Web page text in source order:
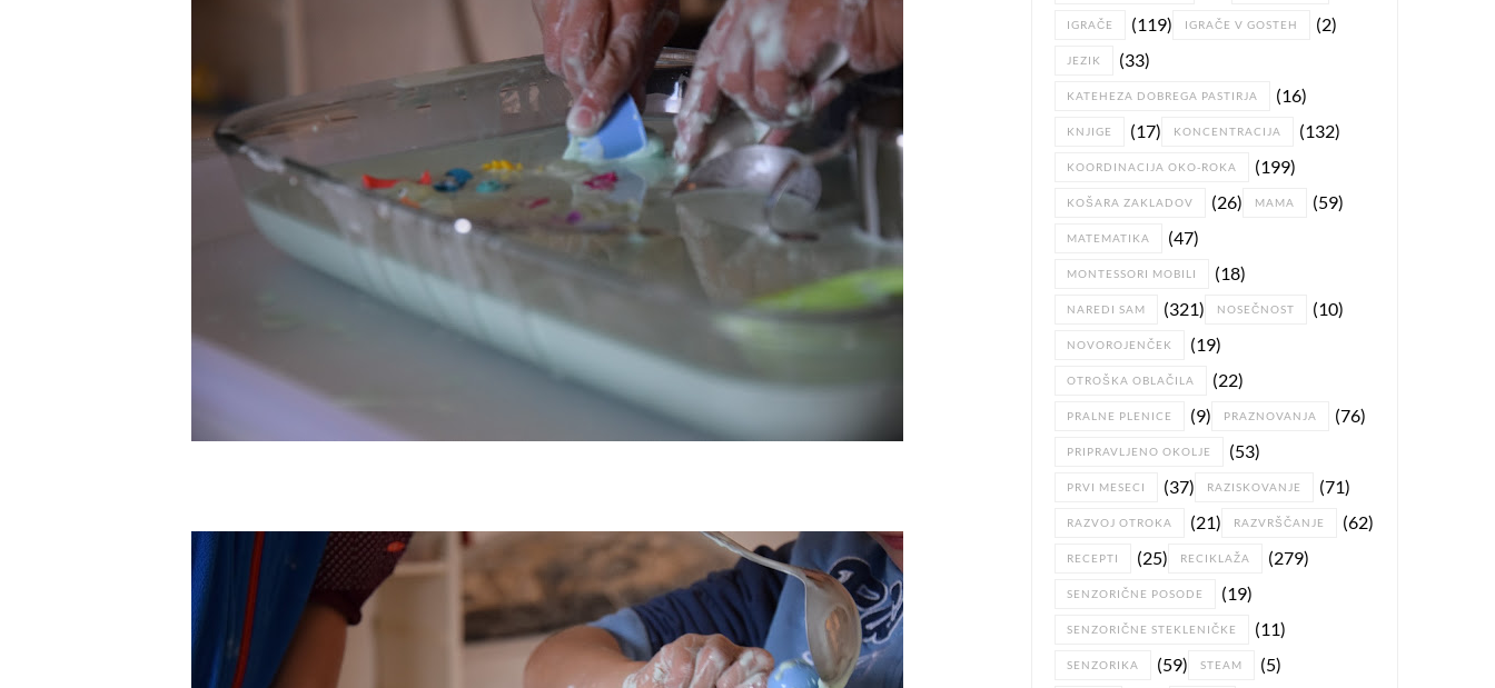
IGRAČE (119) IGRAČE V GOSTEH (2)
JEZIK (33)
KATEHEZA DOBREGA PASTIRJA (16)
KNJIGE (17) KONCENTRACIJA (132)
KOORDINACIJA OKO-ROKA (199)
KOŠARA ZAKLADOV (26) MAMA (59)
MATEMATIKA (47)
MONTESSORI MOBILI (18)
NAREDI SAM (321) NOSEČNOST (10)
NOVOROJENČEK (19)
OTROŠKA OBLAČILA (22)
PRALNE PLENICE (9) PRAZNOVANJA (76)
PRIPRAVLJENO OKOLJE (53)
PRVI MESECI (37) RAZISKOVANJE (71)
RAZVOJ OTROKA (21) RAZVRŠČANJE (62)
RECEPTI (25) RECIKLAŽA (279)
SENZORIČNE POSODE (19)
SENZORIČNE STEKLENIČKE (11)
SENZORIKA (59) STEAM (5)